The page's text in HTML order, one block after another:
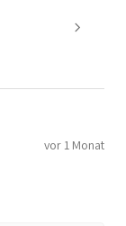
vor 1 Monat